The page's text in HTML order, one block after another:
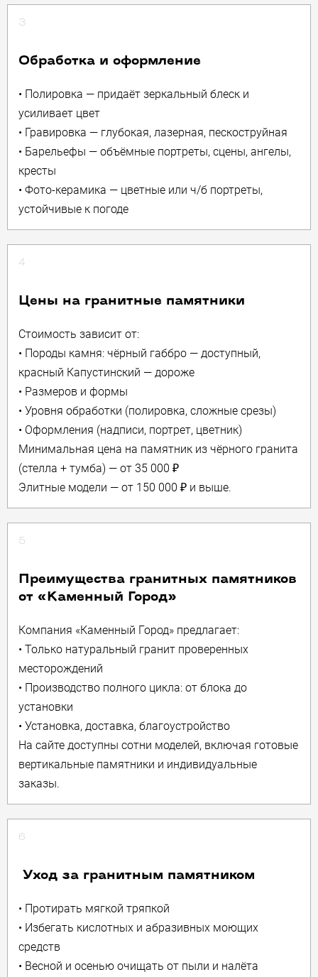
3
Обработка и оформление
• Полировка — придаёт зеркальный блеск и
усиливает цвет
• Гравировка — глубокая, лазерная, пескоструйная
• Барельефы — объёмные портреты, сцены, ангелы,
кресты
• Фото-керамика — цветные или ч/б портреты,
устойчивые к погоде
4
Цены на гранитные памятники
Стоимость зависит от:
• Породы камня: чёрный габбро — доступный,
красный Капустинский — дороже
• Размеров и формы
• Уровня обработки (полировка, сложные срезы)
• Оформления (надписи, портрет, цветник)
Минимальная цена на памятник из чёрного гранита
(стелла + тумба) — от 35 000 ₽
Элитные модели — от 150 000 ₽ и выше.
5
Преимущества гранитных памятников
от «Каменный Город»
Компания «Каменный Город» предлагает:
• Только натуральный гранит проверенных
месторождений
• Производство полного цикла: от блока до
установки
• Установка, доставка, благоустройство
На сайте доступны сотни моделей, включая готовые
вертикальные памятники и индивидуальные
заказы.
6
Уход за гранитным памятником
• Протирать мягкой тряпкой
• Избегать кислотных и абразивных моющих
средств
• Весной и осенью очищать от пыли и налёта